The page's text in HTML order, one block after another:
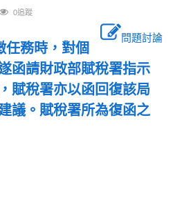
0追蹤
問題討論
任務時，對個
函請財政部賦稅署指示
賦稅署亦以函回復該局
議。賦稅署所為復函之